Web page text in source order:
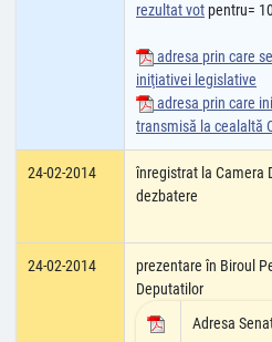
rezultat vot pentru=
adresa prin care
iniţiativei legislative
adresa prin care
transmisă la cealaltă
24-02-2014
înregistrat la Camera
dezbatere
24-02-2014
prezentare în Biroul
Deputatilor
Adresa